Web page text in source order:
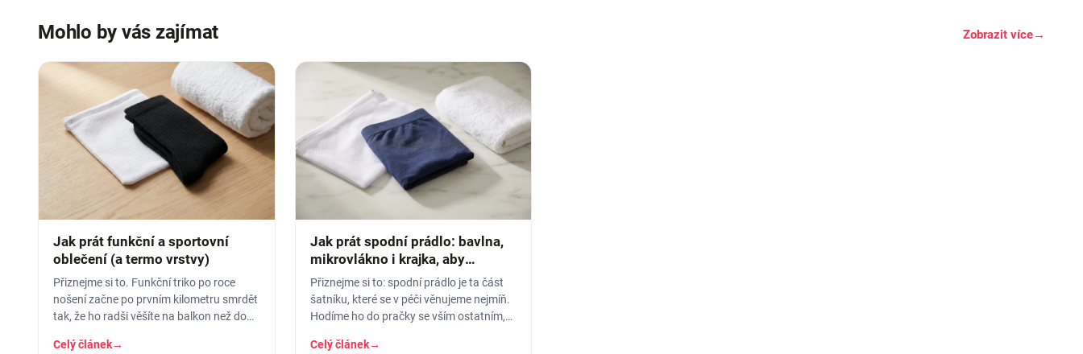
Mohlo by vás zajímat Zobrazit více→
Jak prát funkční a sportovní
oblečení (a termo vrstvy)
Přiznejme si to. Funkční triko po roce
nošení začne po prvním kilometru smrdět
tak, že ho radši věšíte na balkon než do
Celý článek→
Jak prát spodní prádlo: bavlna,
mikrovlákno i krajka, aby
vydrželo
Přiznejme si to: spodní prádlo je ta část
šatníku, které se v péči věnujeme nejmíň.
Hodíme ho do pračky se vším ostatním,
Celý článek→